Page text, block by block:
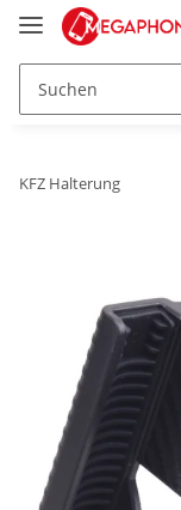
KFZ Halterung